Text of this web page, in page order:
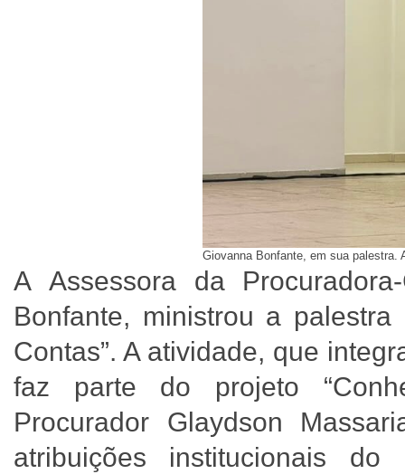
Giovanna Bonfante, em sua palestra.
A Assessora da
Bonfante, ministrou a
Contas”. A atividade, que
faz parte do projeto
Procurador Glaydson
atribuições institucionais